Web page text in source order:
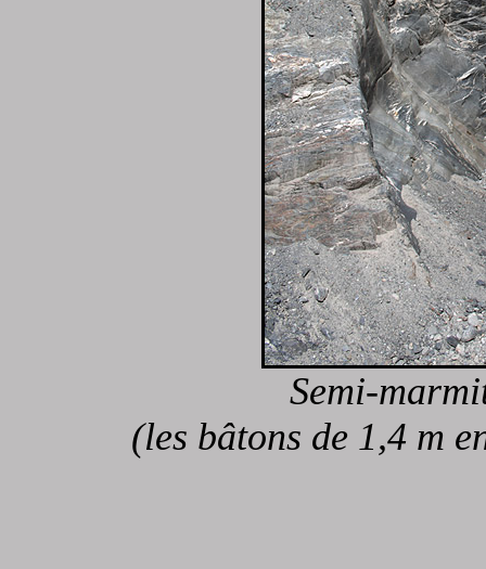
Semi-
(les bâtons de 1,4 m